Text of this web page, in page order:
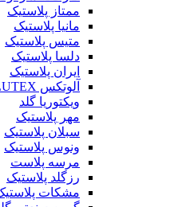
ممتاز پلاستیک
مانیا پلاستیک
متیس پلاستیک
دلسا پلاستیک
ایران پلاستیک
آلوتکس ALUTEX
ویکتوریا گلد
مهر پلاستیک
سبلان پلاستیک
ونوس پلاستیک
مرسه پلاست
رزگلد پلاستیک
مشکات